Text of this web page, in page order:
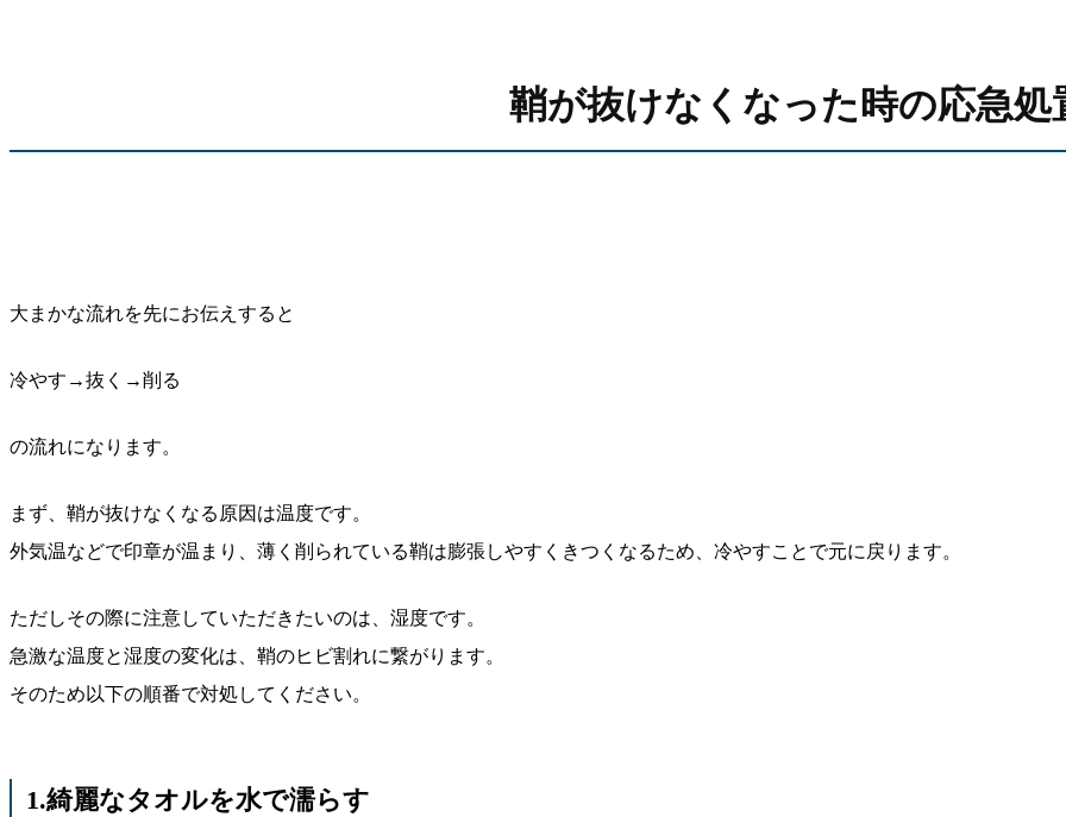
鞘が抜けなくなった時の応急処
大まかな流れを先にお伝えすると
冷やす→抜く→削る
の流れになります。
まず、鞘が抜けなくなる原因は温度です。
外気温などで印章が温まり、薄く削られている鞘は膨張しやすくきつくなるため、冷やすことで元に戻ります。
ただしその際に注意していただきたいのは、湿度です。
急激な温度と湿度の変化は、鞘のヒビ割れに繋がります。
そのため以下の順番で対処してください。
1.綺麗なタオルを水で濡らす